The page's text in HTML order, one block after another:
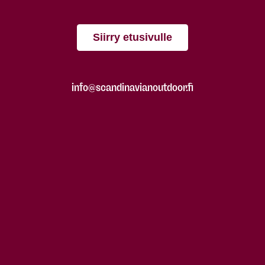
Siirry etusivulle
info@scandinavianoutdoor.fi